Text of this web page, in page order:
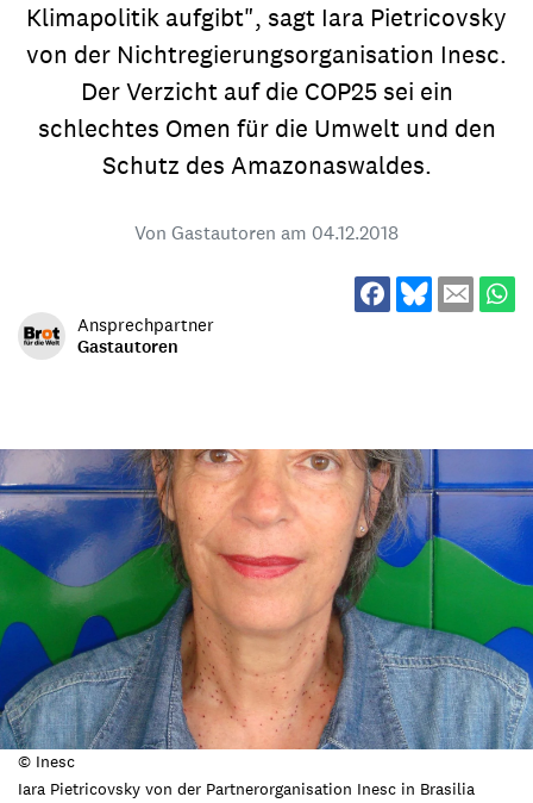
Klimapolitik aufgibt", sagt Iara Pietricovsky
von der Nichtregierungsorganisation Inesc.
Der Verzicht auf die COP25 sei ein
schlechtes Omen für die Umwelt und den
Schutz des Amazonaswaldes.
Von Gastautoren am 04.12.2018
Ansprechpartner
Gastautoren
© Inesc
Iara Pietricovsky von der Partnerorganisation Inesc in Brasilia